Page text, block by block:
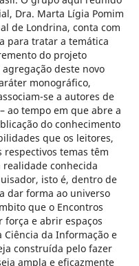
Dra. Marta Lígia Pomim
de Londrina, conta com
para tratar a temática
do projeto
deste novo
monográfico,
se a autores de
ao tempo em que abre a
do conhecimento
que os leitores,
respectivos temas têm
conhecida
isto é, dentro de
dar forma ao universo
que o Encontros
força e abrir espaços
da Informação e
construída pelo fazer
ampla e eficazmente